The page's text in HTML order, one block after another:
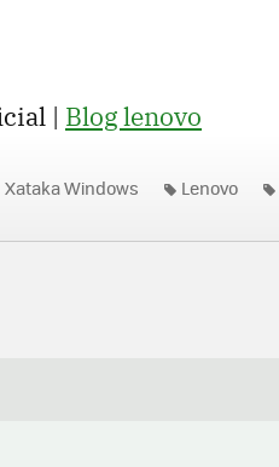
| Blog lenovo
Xataka Windows Lenovo